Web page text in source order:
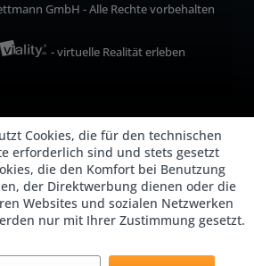
GmbH - Alle Rechte vorbehalten
- virtuelle Realität erleben
Cookies, die für den technischen
erforderlich sind und stets gesetzt
die den Komfort bei Benutzung
der Direktwerbung dienen oder die
Websites und sozialen Netzwerken
nur mit Ihrer Zustimmung gesetzt.